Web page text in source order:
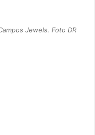
Jewels. Foto DR